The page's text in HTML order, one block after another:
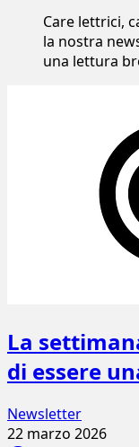
Care lettrici,
la nostra
una lettura
La
di essere
Newsletter
22 marzo 2026